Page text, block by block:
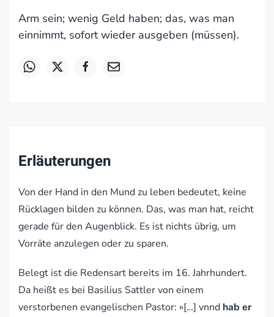
Arm sein; wenig Geld haben; das, was man
einnimmt, sofort wieder ausgeben (müssen).
Erläuterungen
Von der Hand in den Mund zu leben bedeutet, keine
Rücklagen bilden zu können. Das, was man hat, reicht
gerade für den Augenblick. Es ist nichts übrig, um
Vorräte anzulegen oder zu sparen.
Belegt ist die Redensart bereits im 16. Jahrhundert.
Da heißt es bei Basilius Sattler von einem
verstorbenen evangelischen Pastor: »[…] vnnd hab er